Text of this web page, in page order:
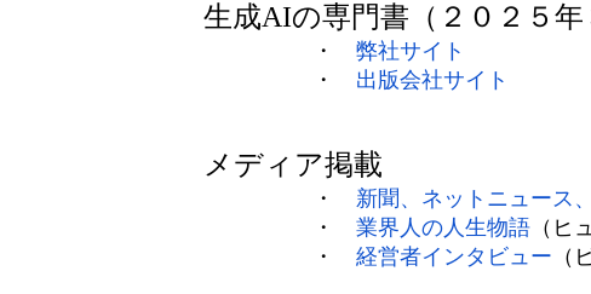
生成AIの専門書（２０２５
・ 弊社サイト
・ 出版会社サイト
メディア掲載
・ 新聞、ネットニュース
・ 業界人の人生物語 （ヒ
・ 経営者インタビュー （